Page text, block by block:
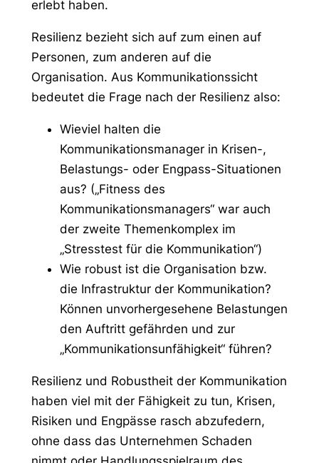
erlebt haben.
Resilienz bezieht sich auf zum einen auf
Personen, zum anderen auf die
Organisation. Aus Kommunikationssicht
bedeutet die Frage nach der Resilienz also:
Wieviel halten die
Kommunikationsmanager in Krisen-,
Belastungs- oder Engpass-Situationen
aus? („Fitness des
Kommunikationsmanagers“ war auch
der zweite Themenkomplex im
„Stresstest für die Kommunikation“)
Wie robust ist die Organisation bzw.
die Infrastruktur der Kommunikation?
Können unvorhergesehene Belastungen
den Auftritt gefährden und zur
„Kommunikationsunfähigkeit“ führen?
Resilienz und Robustheit der Kommunikation
haben viel mit der Fähigkeit zu tun, Krisen,
Risiken und Engpässe rasch abzufedern,
ohne dass das Unternehmen Schaden